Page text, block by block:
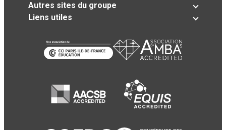
Autres sites du groupe
Liens utiles